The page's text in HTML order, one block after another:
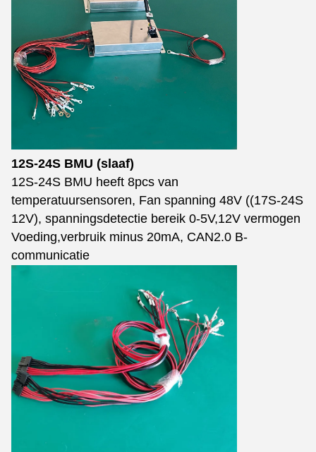
12S-24S BMU (slaaf)
12S-24S BMU heeft 8pcs van
temperatuursensoren, Fan spanning 48V ((17S-24S
12V), spanningsdetectie bereik 0-5V,12V vermogen
Voeding,verbruik minus 20mA, CAN2.0 B-
communicatie